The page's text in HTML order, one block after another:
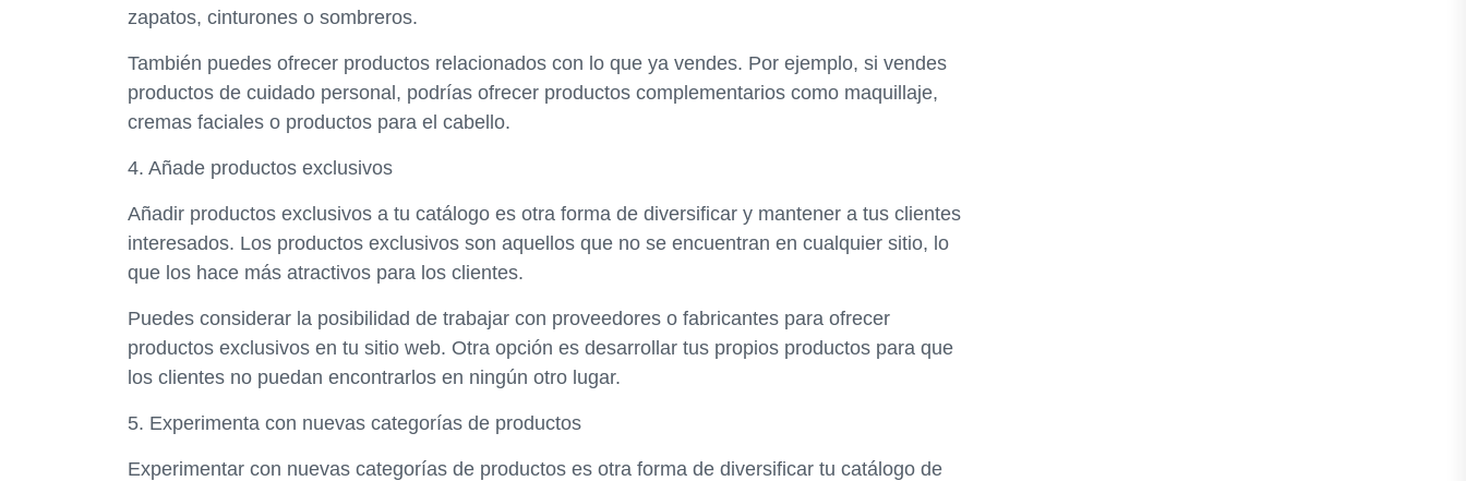
zapatos, cinturones o sombreros.
También puedes ofrecer productos relacionados con lo que ya vendes. Por ejemplo, si vendes
productos de cuidado personal, podrías ofrecer productos complementarios como maquillaje,
cremas faciales o productos para el cabello.
4. Añade productos exclusivos
Añadir productos exclusivos a tu catálogo es otra forma de diversificar y mantener a tus clientes
interesados. Los productos exclusivos son aquellos que no se encuentran en cualquier sitio, lo
que los hace más atractivos para los clientes.
Puedes considerar la posibilidad de trabajar con proveedores o fabricantes para ofrecer
productos exclusivos en tu sitio web. Otra opción es desarrollar tus propios productos para que
los clientes no puedan encontrarlos en ningún otro lugar.
5. Experimenta con nuevas categorías de productos
Experimentar con nuevas categorías de productos es otra forma de diversificar tu catálogo de